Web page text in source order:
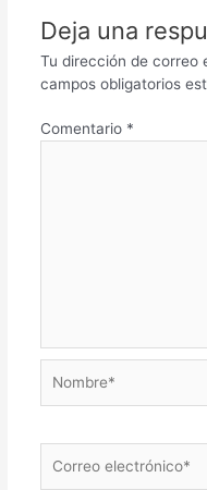
Deja una
Tu dirección de correo
campos obligatorios
Comentario *
electrónico*